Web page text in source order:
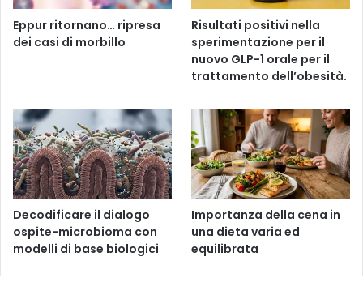
Eppur ritornano… ripresa
dei casi di morbillo
Risultati positivi nella
sperimentazione per il
nuovo GLP-1 orale per il
trattamento dell’obesità.
Decodificare il dialogo
ospite-microbioma con
modelli di base biologici
Importanza della cena in
una dieta varia ed
equilibrata